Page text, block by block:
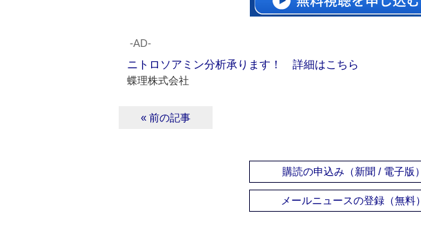
‐AD‐
ニトロソアミン分析承ります！ 詳細はこちら
蝶理株式会社
« 前の記事
購読の申込み（新聞 / 電子版）
メールニュースの登録（無料）